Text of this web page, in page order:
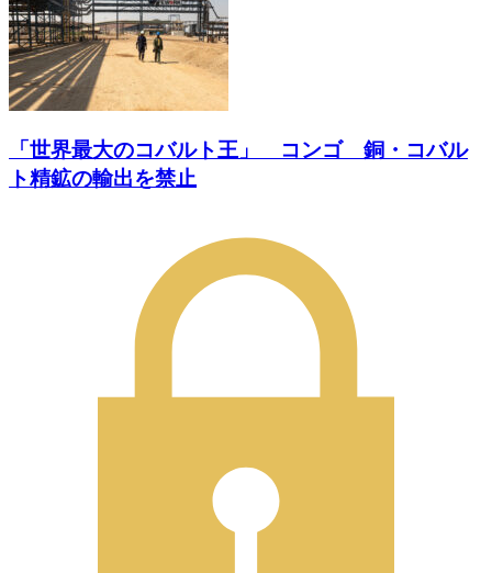
「世界最大のコバルト王」 コンゴ 銅・コバル
ト精鉱の輸出を禁止